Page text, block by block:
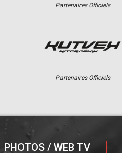
Partenaires Officiels
Partenaires Officiels
PHOTOS / WEB TV